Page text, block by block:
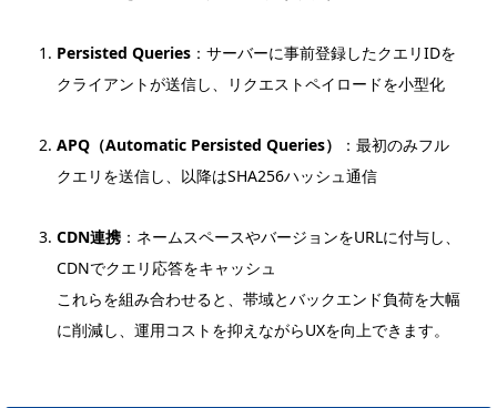
Persisted Queries ：サーバーに事前登録したクエリIDを
クライアントが送信し、リクエストペイロードを小型化
APQ（Automatic Persisted Queries）
：最初のみフル
クエリを送信し、以降はSHA256ハッシュ通信
CDN連携 ：ネームスペースやバージョンをURLに付与し、
CDNでクエリ応答をキャッシュ
これらを組み合わせると、帯域とバックエンド負荷を大幅
に削減し、運用コストを抑えながらUXを向上できます。